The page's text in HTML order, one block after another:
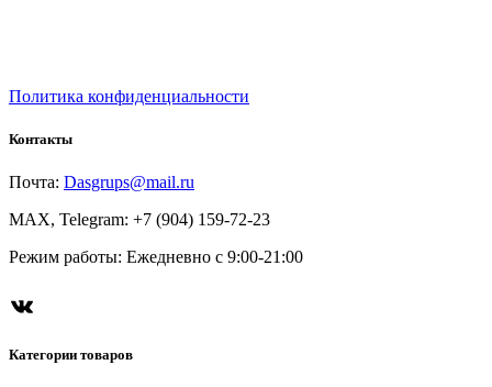
Политика конфиденциальности
Контакты
Почта: Dasgrups@mail.ru
MAX, Telegram: +7 (904) 159-72-23
Режим работы: Ежедневно с 9:00-21:00
ВКонтакте
Категории товаров